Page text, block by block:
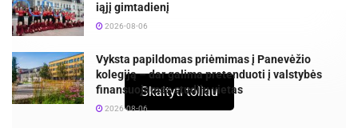
iąjį gimtadienį
2026-08-06
Vyksta papildomas priėmimas į Panevėžio
kolegiją – dar galima pretenduoti į valstybės
finansuojamas studijų vietas
2026-08-06
Skaityti toliau